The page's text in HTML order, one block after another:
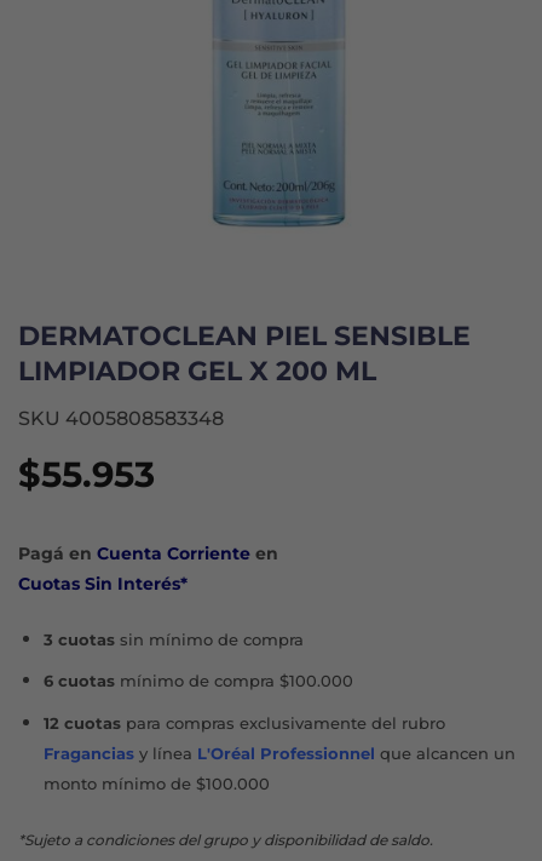
DERMATOCLEAN PIEL SENSIBLE
LIMPIADOR GEL X 200 ML
SKU 4005808583348
$55.953
Pagá en Cuenta Corriente en
Cuotas Sin Interés*
3 cuotassin mínimo de compra
6 cuotasmínimo de compra $100.000
12 cuotaspara compras exclusivamente del rubro
Fraganciasy línea L'Oréal Professionnel que alcancen un
monto mínimo de $100.000
*Sujeto a condiciones del grupo y disponibilidad de saldo.